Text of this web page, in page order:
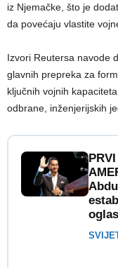
iz Njemačke, što je
da povećaju vlastite
Izvori Reutersa navode
glavnih prepreka za
ključnih vojnih
odbrane, inženjerijskih